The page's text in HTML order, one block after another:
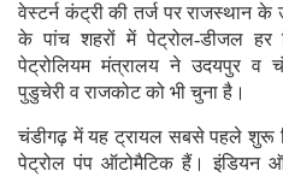
वेस्टर्न कंट्री की तर्ज पर राजस्थान
के पांच शहरों में पेट्रोल-डीजल हर
पेट्रोलियम मंत्रालय ने उदयपुर व
पुडुचेरी व राजकोट को भी चुना है।
चंडीगढ़ में यह ट्रायल सबसे पहले शुरू
पेट्रोल पंप ऑटोमैटिक हैं। इंडियन